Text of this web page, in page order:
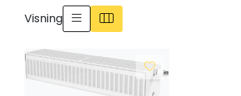
Visning